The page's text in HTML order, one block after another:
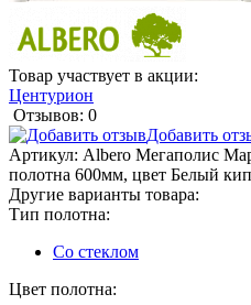
Товар участвует в акции:
Центурион
Отзывов: 0
Добавить
Артикул: Albero Мегаполис
полотна 600мм, цвет Белый
Другие варианты товара:
Тип полотна:
Со стеклом
Цвет полотна: